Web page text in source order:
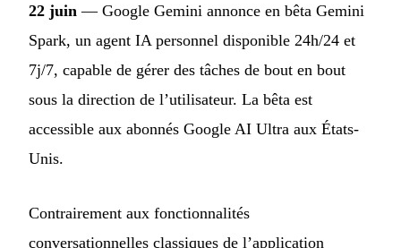
22 juin — Google Gemini annonce en bêta Gemini
Spark, un agent IA personnel disponible 24h/24 et
7j/7, capable de gérer des tâches de bout en bout
sous la direction de l’utilisateur. La bêta est
accessible aux abonnés Google AI Ultra aux États-
Unis.
Contrairement aux fonctionnalités
conversationnelles classiques de l’application